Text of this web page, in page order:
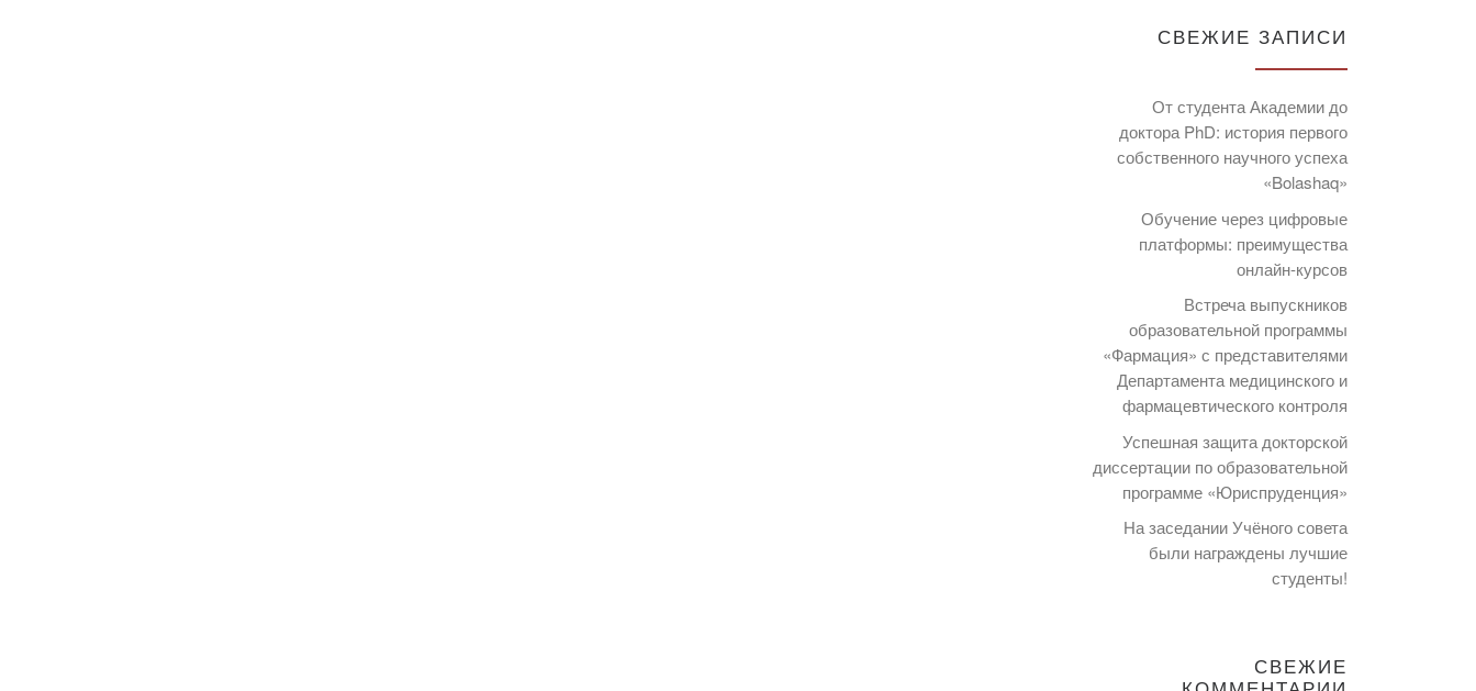
СВЕЖИЕ ЗАПИСИ
От студента Академии до
доктора PhD: история первого
собственного научного успеха
«Bolashaq»
Обучение через цифровые
платформы: преимущества
онлайн-курсов
Встреча выпускников
образовательной программы
«Фармация» с представителями
Департамента медицинского и
фармацевтического контроля
Успешная защита докторской
диссертации по образовательной
программе «Юриспруденция»
На заседании Учёного совета
были награждены лучшие
студенты!
СВЕЖИЕ